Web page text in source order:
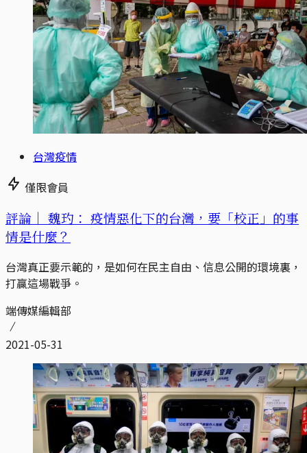
台灣疫情
僅限會員
評論｜ 魏玓： 疫情惡化下的台灣，要「校正」的事
情是什麼？
台灣真正要示範的，是如何在民主自由、信息公開的環境裏，
打贏這場戰爭。
端傳媒編輯部
2021-05-31